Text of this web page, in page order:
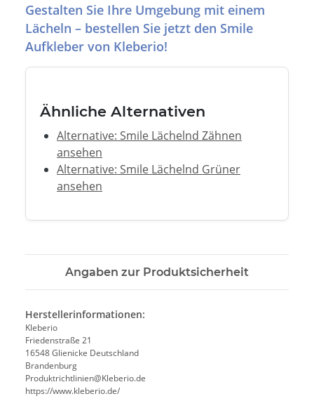
Gestalten Sie Ihre Umgebung mit einem
Lächeln – bestellen Sie jetzt den Smile
Aufkleber von Kleberio!
Ähnliche Alternativen
Alternative: Smile Lächelnd Zähnen
ansehen
Alternative: Smile Lächelnd Grüner
ansehen
Angaben zur Produktsicherheit
Herstellerinformationen:
Kleberio
Friedenstraße 21
16548 Glienicke Deutschland
Brandenburg
Produktrichtlinien@Kleberio.de
https://www.kleberio.de/